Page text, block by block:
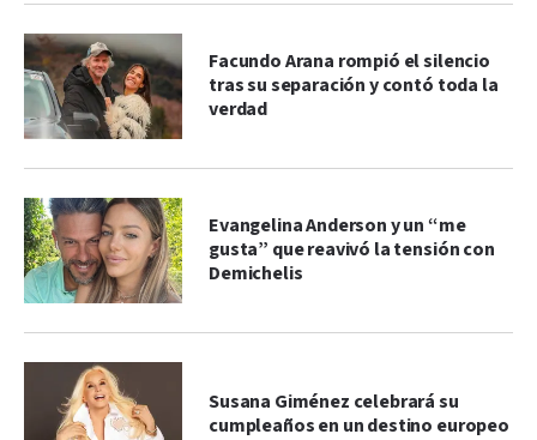
Facundo Arana rompió el silencio
tras su separación y contó toda la
verdad
Evangelina Anderson y un “me
gusta” que reavivó la tensión con
Demichelis
Susana Giménez celebrará su
cumpleaños en un destino europeo